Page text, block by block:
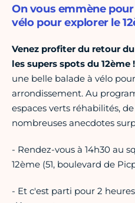
On vous emmène
vélo pour explorer le
Venez profiter du retour
les supers spots du 12ème !
une belle balade à vélo
arrondissement. Au
espaces verts réhabilités,
nombreuses anecdotes
- Rendez-vous à 14h30 au
12ème (51, boulevard de
- Et c'est parti pour 2